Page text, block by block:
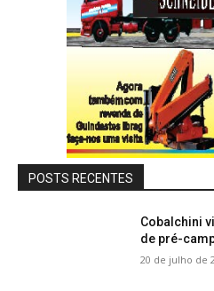
POSTS RECENTES
Cobalchini
de pré-
20 de julho de